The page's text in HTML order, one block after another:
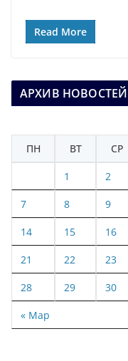
Read More
АРХИВ НОВОСТЕЙ
ПН
ВТ СР
« Мар
1 2
7 8 9
14 15 16
21 22 23
28 29 30